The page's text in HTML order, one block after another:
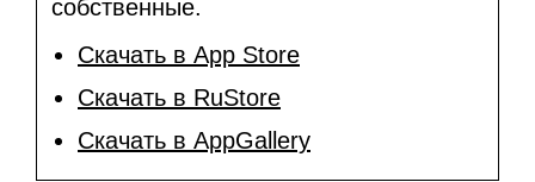
собственные.
Скачать в App Store
Скачать в RuStore
Скачать в AppGallery